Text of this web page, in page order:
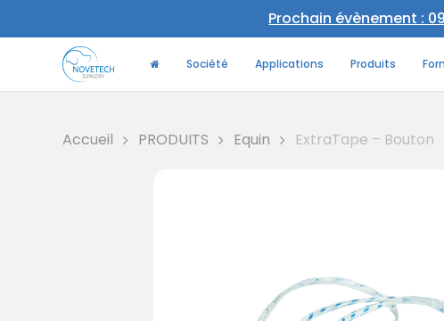
to
Prochain évènement :
Société Applications Produits
Accueil PRODUITS Equin ExtraTape – Bouton